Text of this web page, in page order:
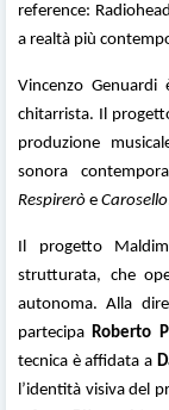
reference:
a realtà più
Vincenzo
chitarrista. Il
produzione
sonora
Respirerò e Carosello
Il progetto
strutturata, che
autonoma. Alla
partecipa Roberto
tecnica è affidata a
l’identità visiva del